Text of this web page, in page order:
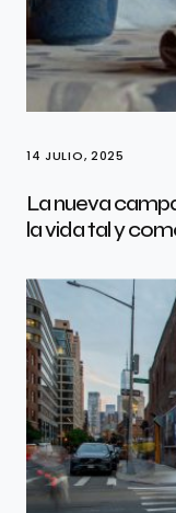
14 JULIO, 2025
La nueva
la vida tal y